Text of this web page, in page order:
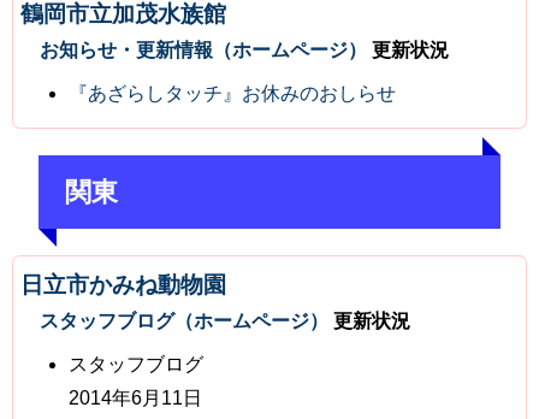
鶴岡市立加茂水族館
お知らせ・更新情報（ホームページ） 更新状況
『あざらしタッチ』お休みのおしらせ
関東
日立市かみね動物園
スタッフブログ（ホームページ） 更新状況
スタッフブログ
2014年6月11日